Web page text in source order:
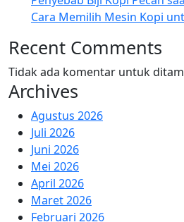
Cara Memilih Mesin Kopi
Recent Comments
Tidak ada komentar untuk
Archives
Agustus 2026
Juli 2026
Juni 2026
Mei 2026
April 2026
Maret 2026
Februari 2026